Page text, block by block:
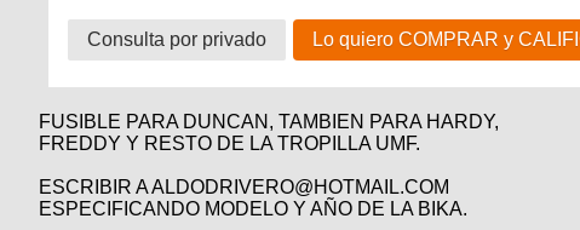
Descenso
Dirt
BMX
Ruta,
Buscar
Ultimos
Categorias
COMPRO
Bicicletas
Tandem
Freerider
Mecánica
Videos
Salidas
Operadores
de
Usuarios
Últimos
Consulta por privado Lo quiero COMPRAR y
FUSIBLE PARA DUNCAN, TAMBIEN PARA HARDY,
FREDDY Y RESTO DE LA TROPILLA UMF.
ESCRIBIR A ALDODRIVERO@HOTMAIL.COM
ESPECIFICANDO MODELO Y AÑO DE LA BIKA.